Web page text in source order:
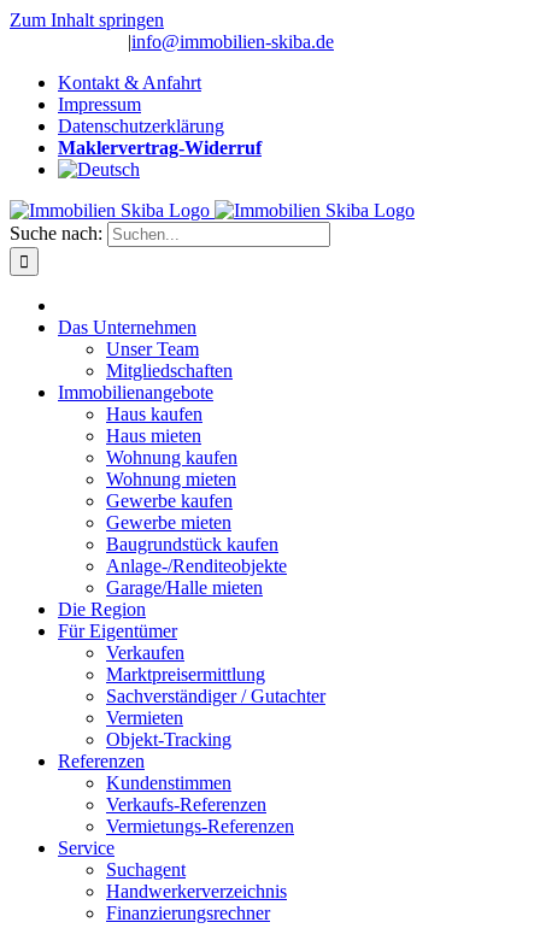
Zum Inhalt springen
|info@immobilien-skiba.de
Kontakt & Anfahrt
Impressum
Datenschutzerklärung
Maklervertrag-Widerruf
Suche nach:
Das Unternehmen
Unser Team
Mitgliedschaften
Immobilienangebote
Haus kaufen
Haus mieten
Wohnung kaufen
Wohnung mieten
Gewerbe kaufen
Gewerbe mieten
Baugrundstück kaufen
Anlage-/Renditeobjekte
Garage/Halle mieten
Die Region
Für Eigentümer
Verkaufen
Marktpreisermittlung
Sachverständiger / Gutachter
Vermieten
Objekt-Tracking
Referenzen
Kundenstimmen
Verkaufs-Referenzen
Vermietungs-Referenzen
Service
Suchagent
Handwerkerverzeichnis
Finanzierungsrechner